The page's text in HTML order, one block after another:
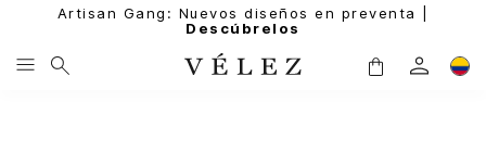
Artisan Gang: Nuevos diseños en preventa |
Descúbrelos